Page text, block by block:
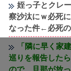
姪っ子とクレ
察沙汰にｗ必死
なった件←必死
「隣に早く家
巡りを報告した